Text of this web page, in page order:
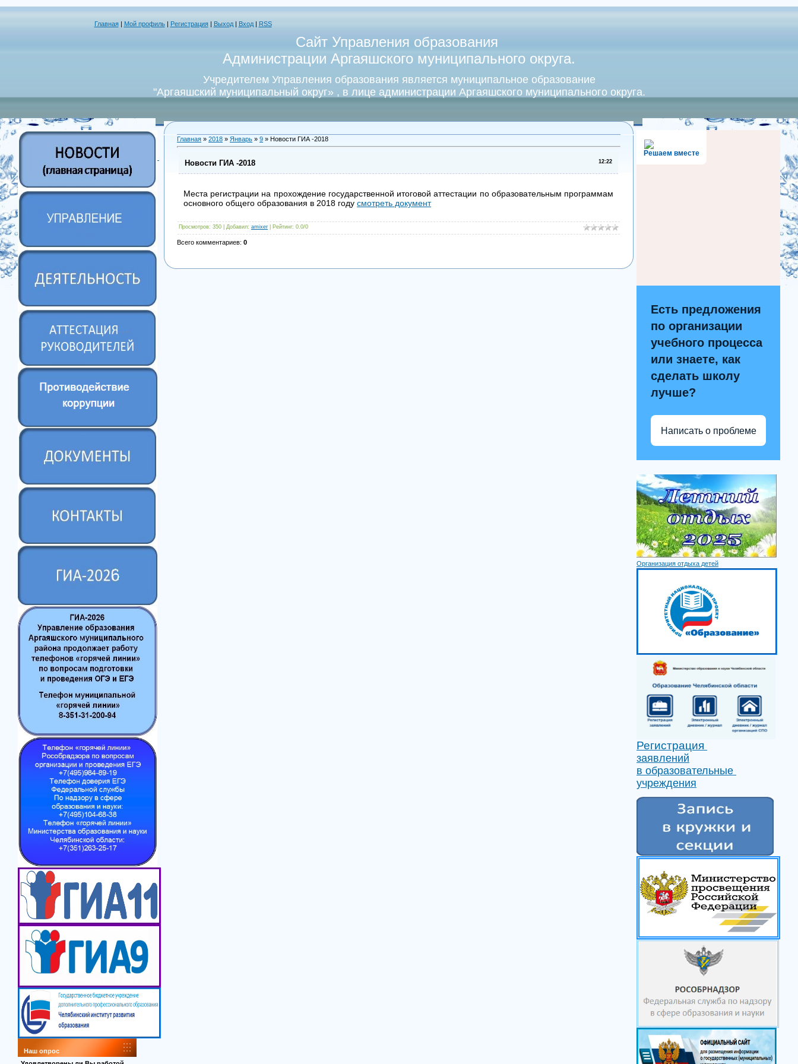
Главная| Мой профиль| Регистрация Выход| Вход RSS
Сайт Управления образования
Администрации Аргаяшского муниципального округа.
Учредителем Управления образования является муниципальное образование
"Аргаяшский муниципальный округ» , в лице администрации Аргаяшского муниципального округа.
Наш опрос
Главная » 2018 » Январь » 9 » Новости ГИА -2018
12:22
Новости ГИА -2018
Места регистрации на прохождение государственной итоговой аттестации по образовательным программам
основного общего образования в 2018 году смотреть документ
Просмотров: 350 | Добавил: amixer Рейтинг: 0.0/0
Всего комментариев: 0
Решаем вместе
Есть предложения
по организации
учебного процесса
или знаете, как
сделать школу
лучше?
Написать о проблеме
Организация отдыха детей
Регистрация
заявлений
в образовательные
учреждения